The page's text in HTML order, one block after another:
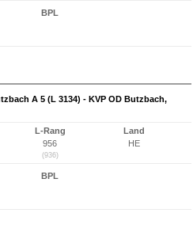
BPL
A 5 (L 3134) - KVP OD Butzbach,
L-Rang
956
(936)
Land
HE
BPL